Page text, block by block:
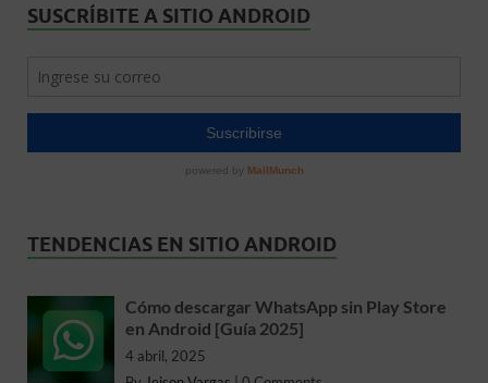
SUSCRÍBITE A SITIO ANDROID
TENDENCIAS EN SITIO ANDROID
Cómo descargar WhatsApp sin Play Store
en Android [Guía 2025]
4 abril, 2025